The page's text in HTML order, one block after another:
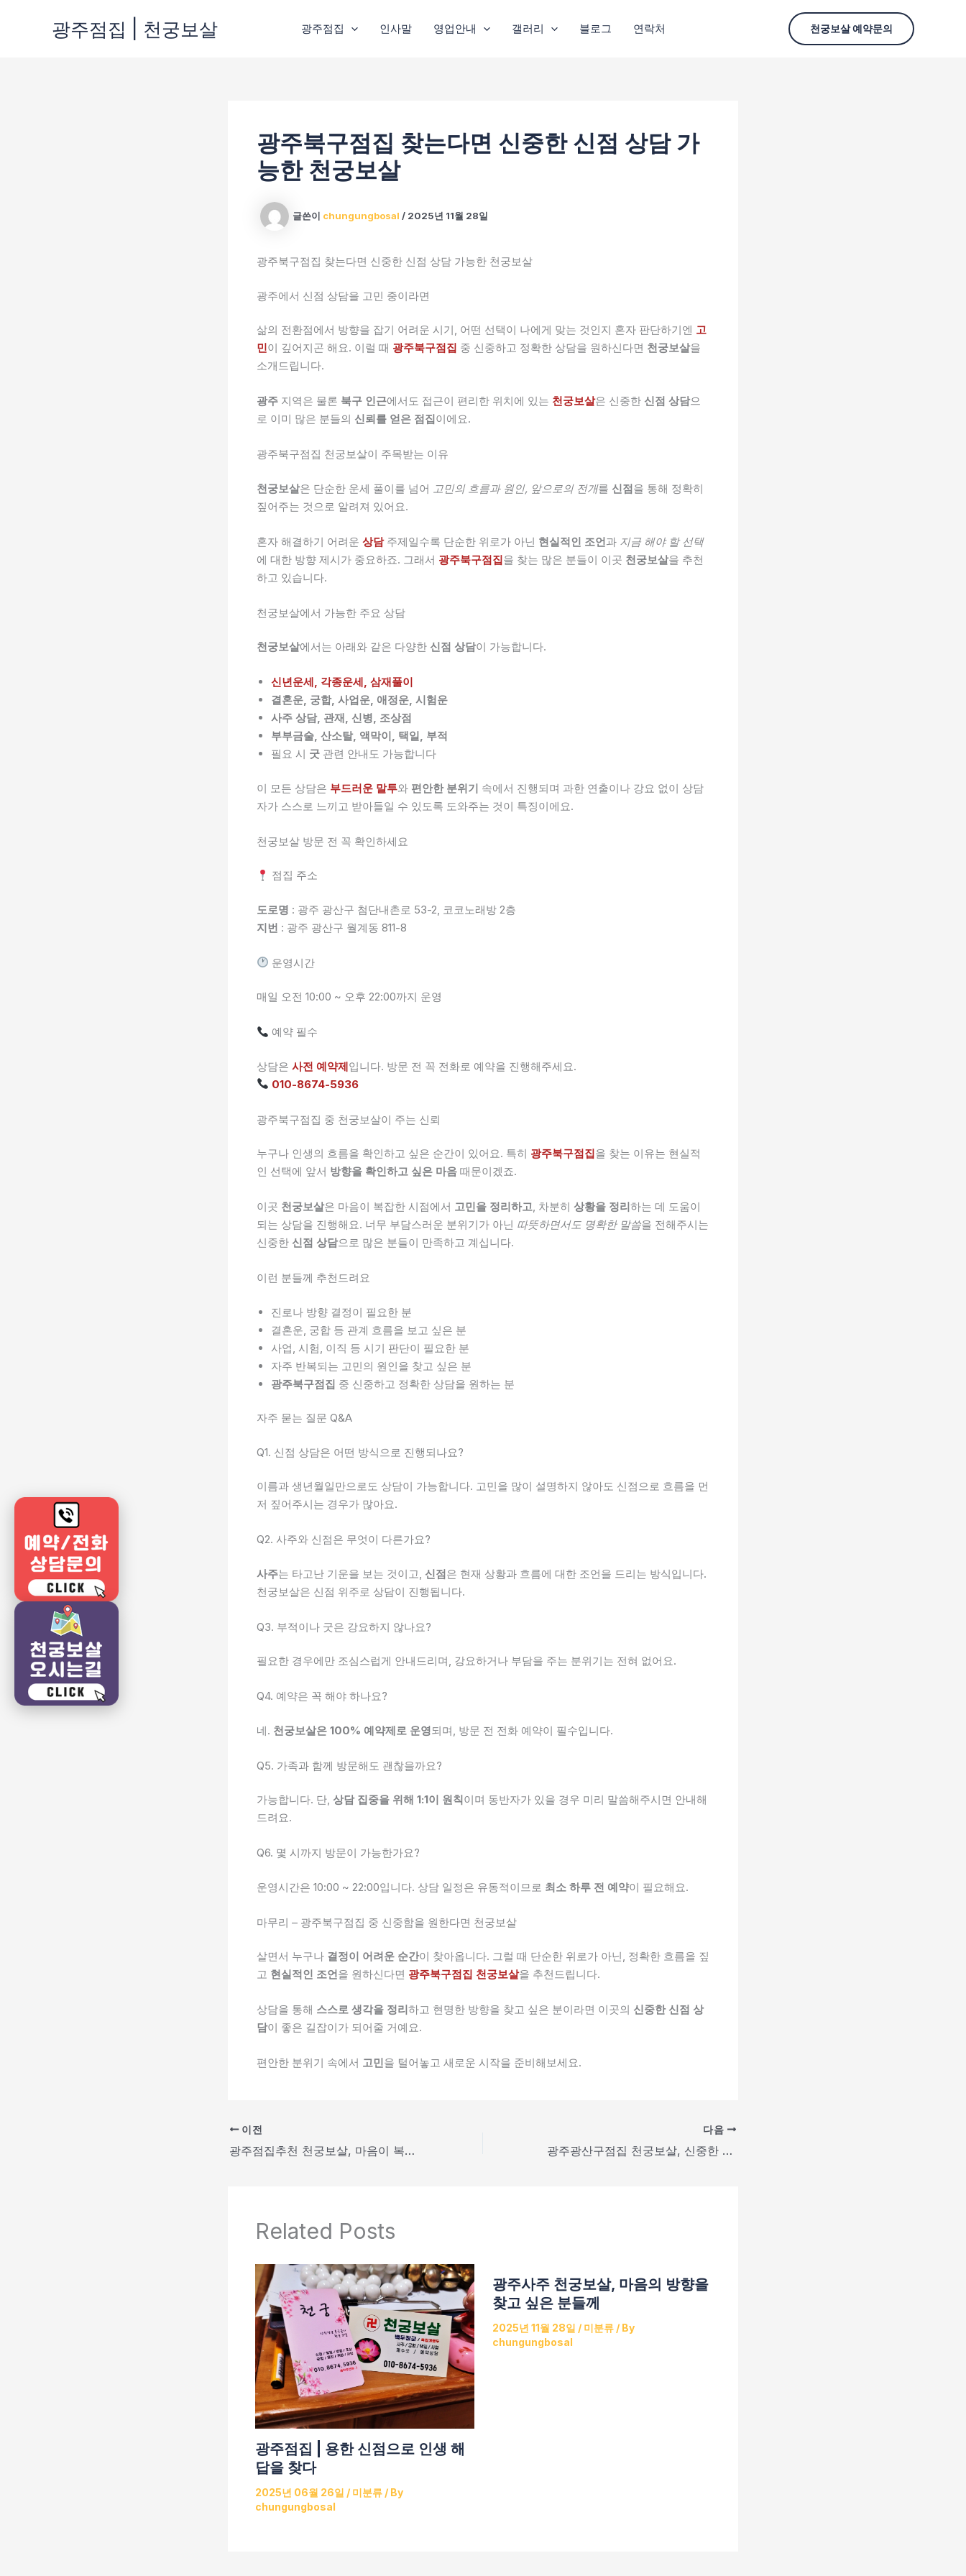
광주점집 | 천궁보살 광주점집 인사말 영업안내 갤러리 블로그 연락처 천궁보살 예약문의
광주북구점집 찾는다면 신중한 신점 상담 가
능한 천궁보살
글쓴이 chungungbosal / 2025년 11월 28일
광주북구점집 찾는다면 신중한 신점 상담 가능한 천궁보살
광주에서 신점 상담을 고민 중이라면
삶의 전환점에서 방향을 잡기 어려운 시기, 어떤 선택이 나에게 맞는 것인지 혼자 판단하기엔 고
민이 깊어지곤 해요. 이럴 때 광주북구점집 중 신중하고 정확한 상담을 원하신다면 천궁보살을
소개드립니다.
광주 지역은 물론 북구 인근에서도 접근이 편리한 위치에 있는 천궁보살은 신중한 신점 상담으
로 이미 많은 분들의 신뢰를 얻은 점집이에요.
광주북구점집 천궁보살이 주목받는 이유
천궁보살은 단순한 운세 풀이를 넘어 고민의 흐름과 원인, 앞으로의 전개를 신점을 통해 정확히
짚어주는 것으로 알려져 있어요.
혼자 해결하기 어려운 상담주제일수록 단순한 위로가 아닌 현실적인 조언과 지금 해야 할 선택
에 대한 방향 제시가 중요하죠. 그래서 광주북구점집을 찾는 많은 분들이 이곳 천궁보살을 추천
하고 있습니다.
천궁보살에서 가능한 주요 상담
천궁보살에서는 아래와 같은 다양한 신점 상담이 가능합니다.
신년운세, 각종운세, 삼재풀이
결혼운, 궁합, 사업운, 애정운, 시험운
사주 상담, 관재, 신병, 조상점
부부금술, 산소탈, 액막이, 택일, 부적
필요 시 굿 관련 안내도 가능합니다
이 모든 상담은 부드러운 말투와 편안한 분위기 속에서 진행되며 과한 연출이나 강요 없이 상담
자가 스스로 느끼고 받아들일 수 있도록 도와주는 것이 특징이에요.
천궁보살 방문 전 꼭 확인하세요
점집 주소
도로명 : 광주 광산구 첨단내촌로 53-2, 코코노래방 2층
지번 : 광주 광산구 월계동 811-8
운영시간
매일 오전 10:00 ~ 오후 22:00까지 운영
예약 필수
상담은 사전 예약제입니다. 방문 전 꼭 전화로 예약을 진행해주세요.
010-8674-5936
광주북구점집 중 천궁보살이 주는 신뢰
누구나 인생의 흐름을 확인하고 싶은 순간이 있어요. 특히 광주북구점집을 찾는 이유는 현실적
인 선택에 앞서 방향을 확인하고 싶은 마음 때문이겠죠.
이곳 천궁보살은 마음이 복잡한 시점에서 고민을 정리하고, 차분히 상황을 정리하는 데 도움이
되는 상담을 진행해요. 너무 부담스러운 분위기가 아닌 따뜻하면서도 명확한 말씀을 전해주시는
신중한 신점 상담으로 많은 분들이 만족하고 계십니다.
이런 분들께 추천드려요
진로나 방향 결정이 필요한 분
결혼운, 궁합 등 관계 흐름을 보고 싶은 분
사업, 시험, 이직 등 시기 판단이 필요한 분
자주 반복되는 고민의 원인을 찾고 싶은 분
광주북구점집 중 신중하고 정확한 상담을 원하는 분
자주 묻는 질문 Q&A
Q1. 신점 상담은 어떤 방식으로 진행되나요?
이름과 생년월일만으로도 상담이 가능합니다. 고민을 많이 설명하지 않아도 신점으로 흐름을 먼
저 짚어주시는 경우가 많아요.
Q2. 사주와 신점은 무엇이 다른가요?
사주는 타고난 기운을 보는 것이고, 신점은 현재 상황과 흐름에 대한 조언을 드리는 방식입니다.
천궁보살은 신점 위주로 상담이 진행됩니다.
Q3. 부적이나 굿은 강요하지 않나요?
필요한 경우에만 조심스럽게 안내드리며, 강요하거나 부담을 주는 분위기는 전혀 없어요.
Q4. 예약은 꼭 해야 하나요?
네. 천궁보살은 100% 예약제로 운영되며, 방문 전 전화 예약이 필수입니다.
Q5. 가족과 함께 방문해도 괜찮을까요?
가능합니다. 단, 상담 집중을 위해 1:1이 원칙이며 동반자가 있을 경우 미리 말씀해주시면 안내해
드려요.
Q6. 몇 시까지 방문이 가능한가요?
운영시간은 10:00 ~ 22:00입니다. 상담 일정은 유동적이므로 최소 하루 전 예약이 필요해요.
마무리 – 광주북구점집 중 신중함을 원한다면 천궁보살
살면서 누구나 결정이 어려운 순간이 찾아옵니다. 그럴 때 단순한 위로가 아닌, 정확한 흐름을 짚
고 현실적인 조언을 원하신다면 광주북구점집 천궁보살을 추천드립니다.
상담을 통해 스스로 생각을 정리하고 현명한 방향을 찾고 싶은 분이라면 이곳의 신중한 신점 상
담이 좋은 길잡이가 되어줄 거예요.
편안한 분위기 속에서 고민을 털어놓고 새로운 시작을 준비해보세요.
이전
광주점집추천 천궁보살, 마음이 복잡할 때 신중한 조언을
다음
광주광산구점집 천궁보살, 신중한 신점으로 마음의 정리를
Related Posts
광주점집 | 용한 신점으로 인생 해
답을 찾다
2025년 06월 26일 / 미분류/ By
chungungbosal
광주사주 천궁보살, 마음의 방향을
찾고 싶은 분들께
2025년 11월 28일 / 미분류/ By
chungungbosal